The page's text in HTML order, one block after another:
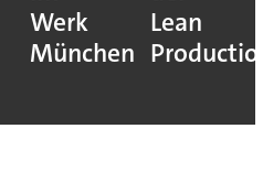
Werk
München
Lean